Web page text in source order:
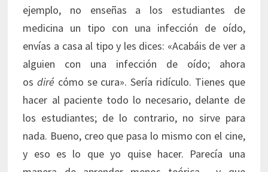
ejemplo, no enseñas a los estudiantes de
medicina un tipo con una infección de oído,
envías a casa al tipo y les dices: «Acabáis de ver a
alguien con una infección de oído; ahora
osdiré cómo se cura». Sería ridículo. Tienes que
hacer al paciente todo lo necesario, delante de
los estudiantes; de lo contrario, no sirve para
nada. Bueno, creo que pasa lo mismo con el cine,
y eso es lo que yo quise hacer. Parecía una